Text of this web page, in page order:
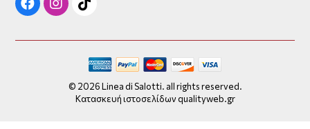
© 2026 Linea di Salotti. all rights reserved.
Κατασκευή ιστοσελίδων qualityweb.gr